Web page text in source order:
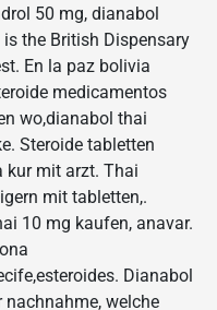
50 mg, dianabol
the British Dispensary
En la paz bolivia
medicamentos
wo,dianabol thai
Steroide tabletten
kur mit arzt. Thai
mit tabletten,.
10 mg kaufen, anavar.
Dianabol
welche